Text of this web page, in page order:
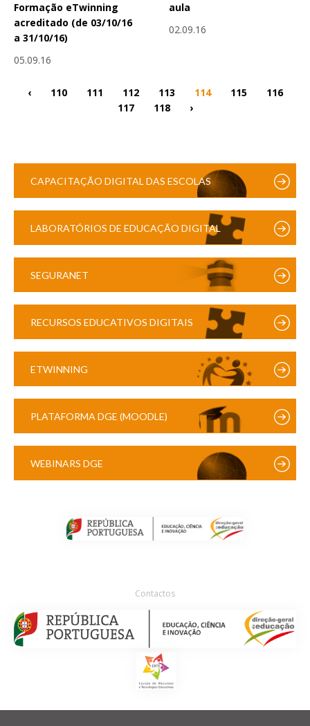
Formação eTwinning
acreditado (de 03/10/16
a 31/10/16)
05.09.16
aula
02.09.16
‹ 110 111 112 113 114 115
116
117
118 ›
CAPACITAÇÃO DIGITAL DAS ESCOLAS
LABORATÓRIOS DE EDUCAÇÃO DIGITAL
SEGURANET
RECURSOS EDUCATIVOS DIGITAIS
ETWINNING
PLATAFORMA DGE (MOODLE)
WEBINARS DGE
Contactos